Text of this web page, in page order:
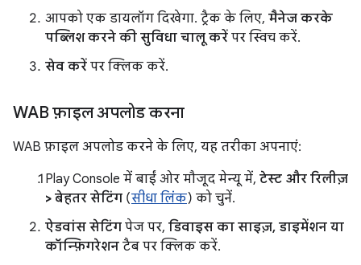
आपको एक डायलॉग दिखेगा. ट्रैक के लिए, मैनेज करके
पब्लिश करने की सुविधा चालू करें पर स्विच करें.
सेव करें पर क्लिक करें.
WAB फ़ाइल अपलोड करना
WAB फ़ाइल अपलोड करने के लिए, यह तरीका अपनाएं:
Play Console में बाईं ओर मौजूद मेन्यू में, टेस्ट और रिलीज़
> बेहतर सेटिंग (सीधा लिंक) को चुनें.
ऐडवांस सेटिंग पेज पर, डिवाइस का साइज़, डाइमेंशन या
कॉन्फ़िगरेशन टैब पर क्लिक करें.